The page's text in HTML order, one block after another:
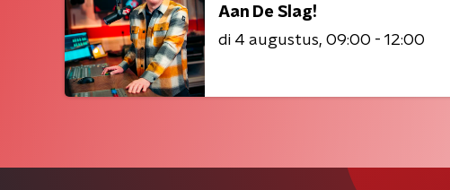
Aan De Slag!
di 4 augustus 09:00 - 12:00